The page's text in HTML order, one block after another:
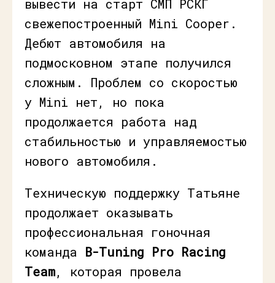
вывести на старт СМП РСКГ
свежепостроенный Mini Cooper.
Дебют автомобиля на
подмосковном этапе получился
сложным. Проблем со скоростью
у Mini нет, но пока
продолжается работа над
стабильностью и управляемостью
нового автомобиля.
Техническую поддержку Татьяне
продолжает оказывать
профессиональная гоночная
команда B-Tuning Pro Racing
Team, которая провела